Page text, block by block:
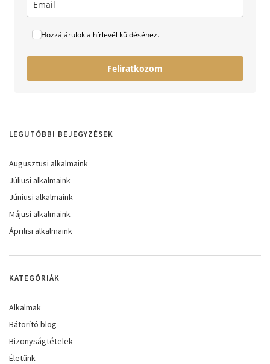
Hozzájárulok a hírlevél küldéséhez.
Feliratkozom
LEGUTÓBBI BEJEGYZÉSEK
Augusztusi alkalmaink
Júliusi alkalmaink
Júniusi alkalmaink
Májusi alkalmaink
Áprilisi alkalmaink
KATEGÓRIÁK
Alkalmak
Bátorító blog
Bizonyságtételek
Életünk